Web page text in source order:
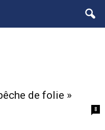
de folie »
8